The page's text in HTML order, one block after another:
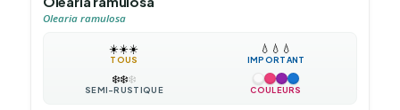
Olearia ramulosa
☀️☀️☀️
TOUS
💧 💧 💧
IMPORTANT
❄️❄️❄️
SEMI-RUSTIQUE COULEURS